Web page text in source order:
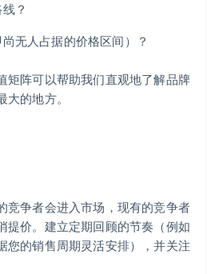
？
无人占据的价格区间）？
矩阵可以帮助我们直观地了解品牌
的地方。
竞争者会进入市场，现有的竞争者
提价。建立定期回顾的节奏（例如
您的销售周期灵活安排），并关注